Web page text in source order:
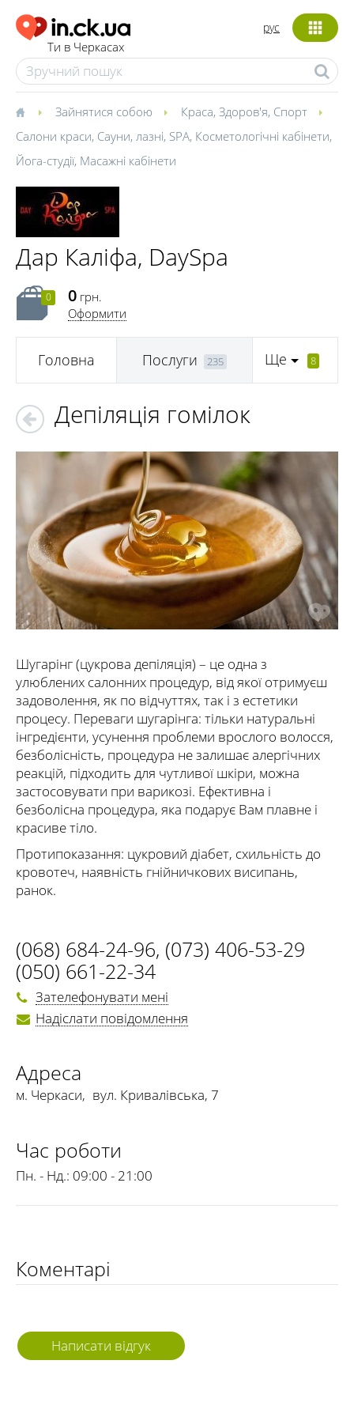
Ти в Черкасах
рус
Зайнятися собою Краса, Здоров'я, Спорт
Салони краси, Сауни, лазні, SPA, Косметологічні кабінети,
Йога-студії, Масажні кабінети
Дар Каліфа, DaySpa
0 0 грн.
Оформити
Головна Послуги 235 Ще 8
Депіляція гомілок
Шугарінг (цукрова депіляція) – це одна з
улюблених салонних процедур, від якої отримуєш
задоволення, як по відчуттях, так і з естетики
процесу. Переваги шугарінга: тільки натуральні
інгредієнти, усунення проблеми врослого волосся,
безболісність, процедура не залишає алергічних
реакцій, підходить для чутливої шкіри, можна
застосовувати при варикозі. Ефективна і
безболісна процедура, яка подарує Вам плавне і
красиве тіло.
Протипоказання: цукровий діабет, схильність до
кровотеч, наявність гнійничкових висипань,
ранок.
(068) 684-24-96, (073) 406-53-29
(050) 661-22-34
Зателефонувати мені
Надіслати повідомлення
Адреса
м. Черкаси, вул. Кривалівська, 7
Час роботи
Пн. - Нд.: 09:00 - 21:00
Коментарі
Написати відгук